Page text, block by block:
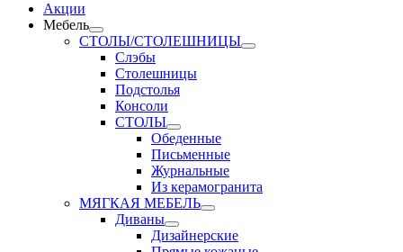
Акции
Мебель
СТОЛЫ/СТОЛЕШНИЦЫ
Слэбы
Столешницы
Подстолья
Консоли
СТОЛЫ
Обеденные
Письменные
Журнальные
Из керамогранита
МЯГКАЯ МЕБЕЛЬ
Диваны
Дизайнерские